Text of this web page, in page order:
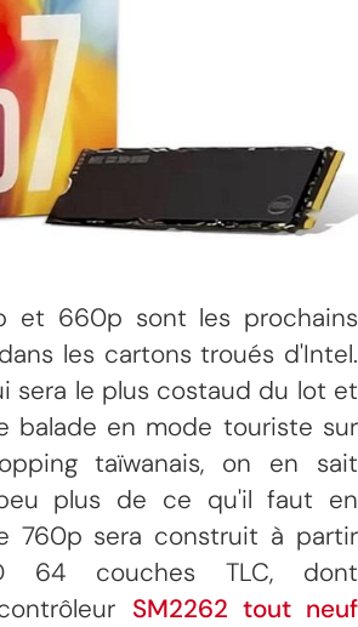
et 660p sont les prochains
les cartons troués d'Intel.
sera le plus costaud du lot et
balade en mode touriste sur
taïwanais, on en sait
plus de ce qu'il faut en
760p sera construit à partir
64 couches TLC, dont
SM2262 tout neuf